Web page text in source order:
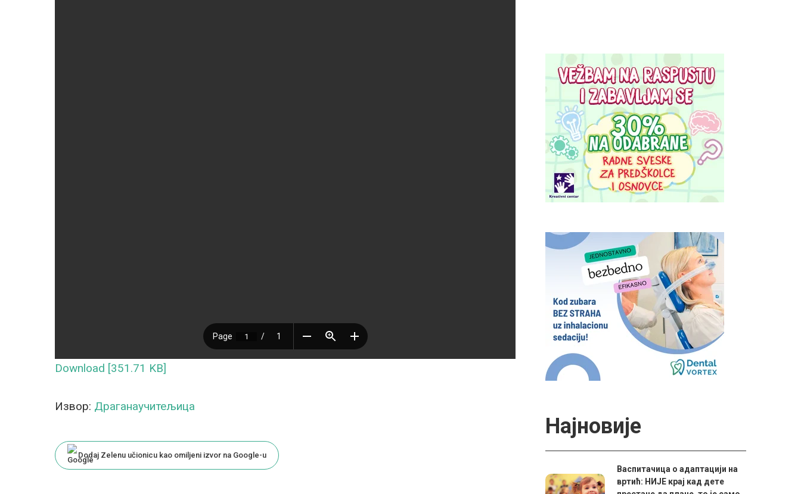
Download [351.71 KB]
Извор: Драганаучитељица
Dodaj Zelenu učionicu kao omiljeni izvor na Google-u
Најновије
Васпитачица о адаптацији на
вртић: НИЈЕ крај кад дете